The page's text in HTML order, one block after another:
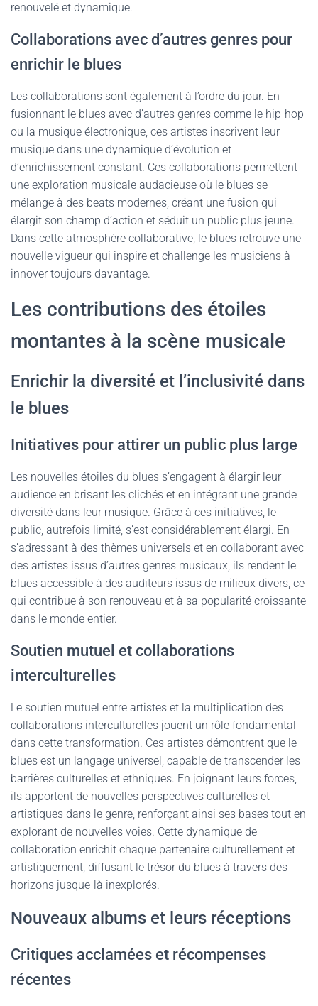
renouvelé et dynamique.
Collaborations avec d’autres genres pour
enrichir le blues
Les collaborations sont également à l’ordre du jour. En
fusionnant le blues avec d’autres genres comme le hip-hop
ou la musique électronique, ces artistes inscrivent leur
musique dans une dynamique d’évolution et
d’enrichissement constant. Ces collaborations permettent
une exploration musicale audacieuse où le blues se
mélange à des beats modernes, créant une fusion qui
élargit son champ d’action et séduit un public plus jeune.
Dans cette atmosphère collaborative, le blues retrouve une
nouvelle vigueur qui inspire et challenge les musiciens à
innover toujours davantage.
Les contributions des étoiles
montantes à la scène musicale
Enrichir la diversité et l’inclusivité dans
le blues
Initiatives pour attirer un public plus large
Les nouvelles étoiles du blues s’engagent à élargir leur
audience en brisant les clichés et en intégrant une grande
diversité dans leur musique. Grâce à ces initiatives, le
public, autrefois limité, s’est considérablement élargi. En
s’adressant à des thèmes universels et en collaborant avec
des artistes issus d’autres genres musicaux, ils rendent le
blues accessible à des auditeurs issus de milieux divers, ce
qui contribue à son renouveau et à sa popularité croissante
dans le monde entier.
Soutien mutuel et collaborations
interculturelles
Le soutien mutuel entre artistes et la multiplication des
collaborations interculturelles jouent un rôle fondamental
dans cette transformation. Ces artistes démontrent que le
blues est un langage universel, capable de transcender les
barrières culturelles et ethniques. En joignant leurs forces,
ils apportent de nouvelles perspectives culturelles et
artistiques dans le genre, renforçant ainsi ses bases tout en
explorant de nouvelles voies. Cette dynamique de
collaboration enrichit chaque partenaire culturellement et
artistiquement, diffusant le trésor du blues à travers des
horizons jusque-là inexplorés.
Nouveaux albums et leurs réceptions
Critiques acclamées et récompenses
récentes